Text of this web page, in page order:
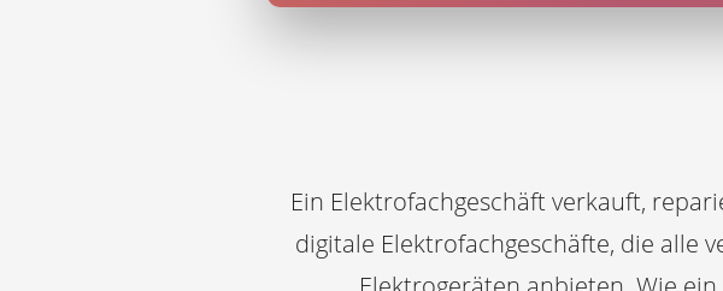
Ein Elektrofachgeschäft verkauft,
digitale Elektrofachgeschäfte, die alle